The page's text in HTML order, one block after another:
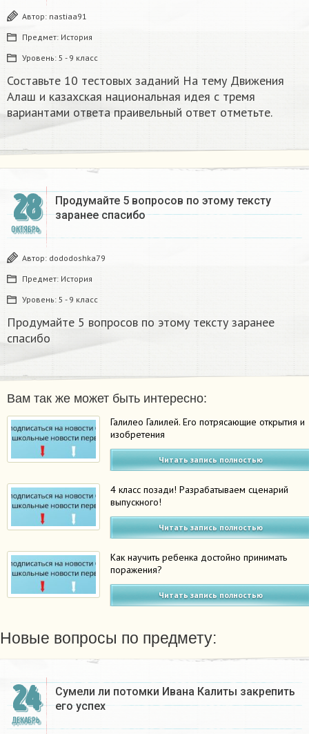
Автор: nastiaa91
Предмет: История
Уровень: 5 - 9 класс
Составьте 10 тестовых заданий На тему Движения
Алаш и казахская национальная идея с тремя
вариантами ответа праивельный ответ отметьте.​
28
ОКТЯБРЬ
Продумайте 5 вопросов по этому тексту
заранее спасибо ​
Автор: dododoshka79
Предмет: История
Уровень: 5 - 9 класс
Продумайте 5 вопросов по этому тексту заранее
спасибо ​
Вам так же может быть интересно:
Галилео Галилей. Его потрясающие открытия и
изобретения
Читать запись полностью
4 класс позади! Разрабатываем сценарий
выпускного!
Читать запись полностью
Как научить ребенка достойно принимать
поражения?
Читать запись полностью
Новые вопросы по предмету:
24
ДЕКАБРЬ
Сумели ли потомки Ивана Калиты закрепить
его успех